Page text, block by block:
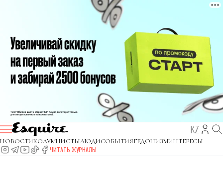
KZ
НОВОСТИКОЛУМНИСТЫЛЮДИСОБЫТИЯГЕДОНИЗМИНТЕРЕСЫ
ЧИТАТЬ ЖУРНАЛЫ